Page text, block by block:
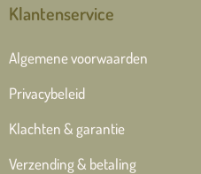
Klantenservice
Algemene voorwaarden
Privacybeleid
Klachten & garantie
Verzending & betaling